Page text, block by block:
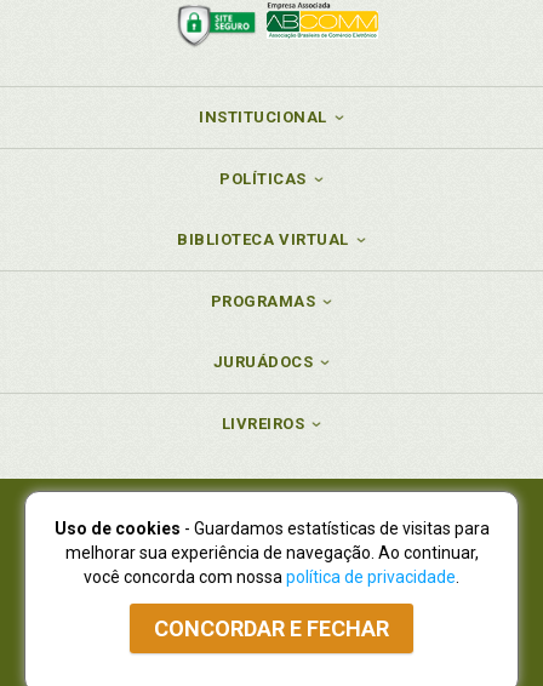
INSTITUCIONAL
POLÍTICAS
BIBLIOTECA VIRTUAL
PROGRAMAS
JURUÁDOCS
LIVREIROS
Juruá Editora Ltda., CNPJ 77.535.508/0001-19
Juruá Informática Ltda., CNPJ 01.701.561/0001-80
NOVO ENDEREÇO:R. Flávio Dallegrave, 7665, São Lourenço |
Curitiba - Paraná - CEP 82210-310
Atendimento: (41) 4009-3900|Vendas Atacado: (41) 4009-3939
Atendimento via Whatsapp
Uso de cookies - Guardamos estatísticas de visitas para
melhorar sua experiência de navegação. Ao continuar,
você concorda com nossa política de privacidade
CONCORDAR E FECHAR